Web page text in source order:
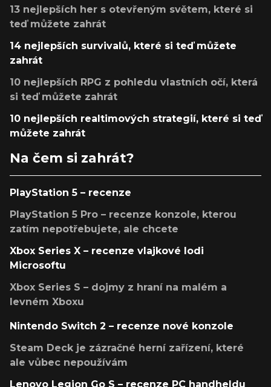
13 nejlepších her s otevřeným světem, které si
teď můžete zahrát
14 nejlepších survivalů, které si teď můžete
zahrát
10 nejlepších RPG z pohledu vlastních očí, která
si teď můžete zahrát
10 nejlepších realtimových strategií, které si teď
můžete zahrát
Na čem si zahrát?
PlayStation 5 – recenze
PlayStation 5 Pro – recenze konzole, kterou
zatím nepotřebujete, ale chcete
Xbox Series X – recenze vlajkové lodi
Microsoftu
Xbox Series S – dojmy z hraní na malém a
levném Xboxu
Nintendo Switch 2 – recenze nové konzole
Steam Deck je zázračné herní zařízení, které
ale vůbec nepoužívám
Lenovo Legion Go S – recenze PC handheldu